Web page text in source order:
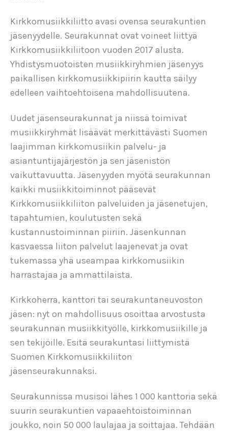
Kirkkomusiikkiliitto avasi ovensa seurakuntien
jäsenyydelle. Seurakunnat ovat voineet liittyä
Kirkkomusiikkiliitoon vuoden 2017 alusta.
Yhdistysmuotoisten musiikkiryhmien jäsenyys
paikallisen kirkkomusiikkipiirin kautta säilyy
edelleen vaihtoehtoisena mahdollisuutena.
Uudet jäsenseurakunnat ja niissä toimivat
musiikkiryhmät lisäävät merkittävästi Suomen
laajimman kirkkomusiikin palvelu- ja
asiantuntijajärjestön ja sen jäsenistön
vaikuttavuutta. Jäsenyyden myötä seurakunnan
kaikki musiikkitoiminnot pääsevät
Kirkkomusiikkiliiton palveluiden ja jäsenetujen,
tapahtumien, koulutusten sekä
kustannustoiminnan piiriin. Jäsenkunnan
kasvaessa liiton palvelut laajenevat ja ovat
tukemassa yhä useampaa kirkkomusiikin
harrastajaa ja ammattilaista.
Kirkkoherra, kanttori tai seurakuntaneuvoston
jäsen: nyt on mahdollisuus osoittaa arvostusta
seurakunnan musiikkityölle, kirkkomusiikille ja
sen tekijöille. Esitä seurakuntasi liittymistä
Suomen Kirkkomusiikkiliiton
jäsenseurakunnaksi.
Seurakunnissa musisoi lähes 1 000 kanttoria sekä
suurin seurakuntien vapaaehtoistoiminnan
joukko, noin 50 000 laulajaa ja soittajaa. Tehdään